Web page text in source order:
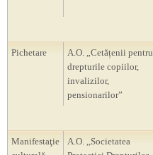
Pichetare
A.O. „Cetățenii pentru
drepturile copiilor,
invalizilor,
pensionarilor”
Manifestaţie
A.O. ,,Societatea